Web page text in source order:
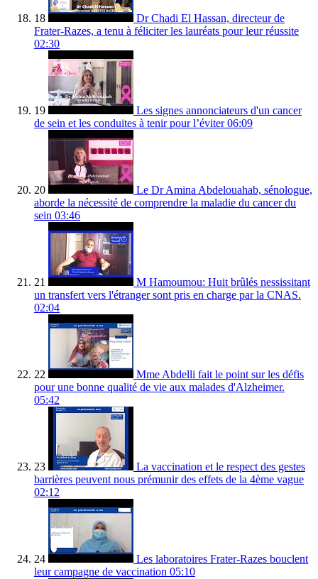
18
Dr Chadi El Hassan, directeur de
Frater-Razes, a tenu à féliciter les lauréats pour leur réussite
02:30
19
Les signes annonciateurs d'un cancer
de sein et les conduites à tenir pour l’éviter 06:09
20
Le Dr Amina Abdelouahab, sénologue,
aborde la nécessité de comprendre la maladie du cancer du
sein 03:46
21
M Hamoumou: Huit brûlés nessissitant
un transfert vers l'étranger sont pris en charge par la CNAS.
02:04
22
Mme Abdelli fait le point sur les défis
pour une bonne qualité de vie aux malades d'Alzheimer.
05:42
23
La vaccination et le respect des gestes
barrières peuvent nous prémunir des effets de la 4ème vague
02:12
24
Les laboratoires Frater-Razes bouclent
leur campagne de vaccination 05:10